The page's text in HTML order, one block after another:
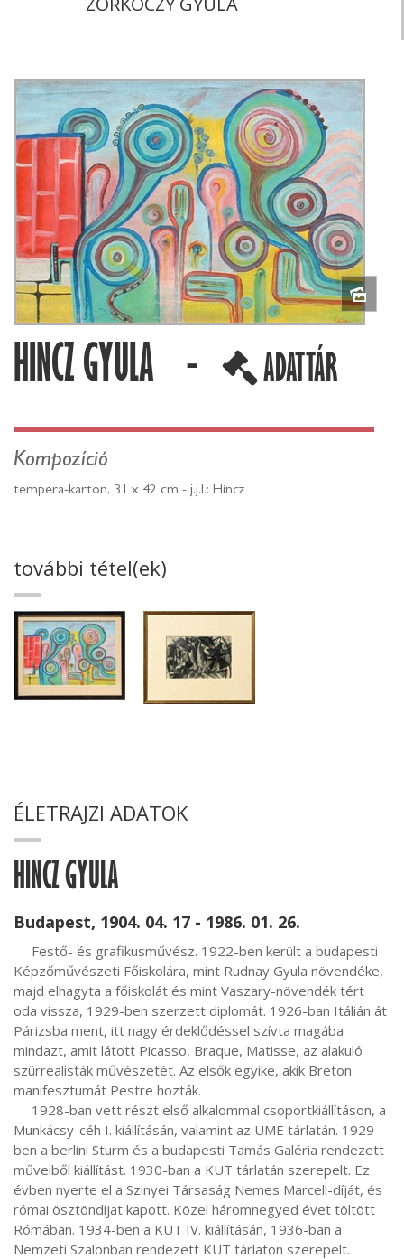
HINCZ GYULA - ADATTÁR
Kompozíció
tempera-karton, 31 x 42 cm - j.j.l.: Hincz
további tétel(ek)
ÉLETRAJZI ADATOK
HINCZ GYULA
Budapest, 1904. 04. 17 - 1986. 01. 26.
Képzőművészeti Főiskolára, mint Rudnay Gyula növendéke,
majd elhagyta a főiskolát és mint Vaszary-növendék tért
oda vissza, 1929-ben szerzett diplomát. 1926-ban Itálián át
Párizsba ment, itt nagy érdeklődéssel szívta magába
mindazt, amit látott Picasso, Braque, Matisse, az alakuló
szürrealisták művészetét. Az elsők egyike, akik Breton
manifesztumát Pestre hozták.
Munkácsy-céh I. kiállításán, valamint az UME tárlatán. 1929-
ben a berlini Sturm és a budapesti Tamás Galéria rendezett
műveiből kiállítást. 1930-ban a KUT tárlatán szerepelt. Ez
évben nyerte el a Szinyei Társaság Nemes Marcell-díját, és
római ösztöndíjat kapott. Közel háromnegyed évet töltött
Rómában. 1934-ben a KUT IV. kiállításán, 1936-ban a
Nemzeti Szalonban rendezett KUT tárlaton szerepelt.